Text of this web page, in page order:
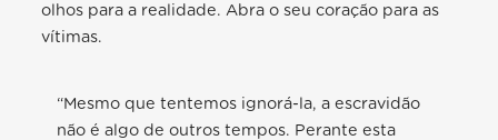
olhos para a realidade. Abra o seu coração para as
vítimas.
“Mesmo que tentemos ignorá-la, a escravidão
não é algo de outros tempos. Perante esta